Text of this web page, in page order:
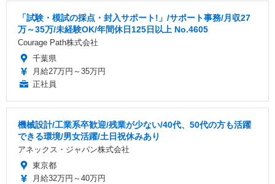
「試験・模試の採点・封入サポート!」/サポート事務/月収27
万～35万/未経験OK/年間休日125日以上 No.4605
Courage Path株式会社
千葉県
月給27万円～35万円
正社員
機械設計/工業系卒歓迎/残業が少ない/40代、50代の方も活躍
できる環境/男女活躍/土日祝休みあり
アネックス・ジャパン株式会社
東京都
月給32万円～40万円